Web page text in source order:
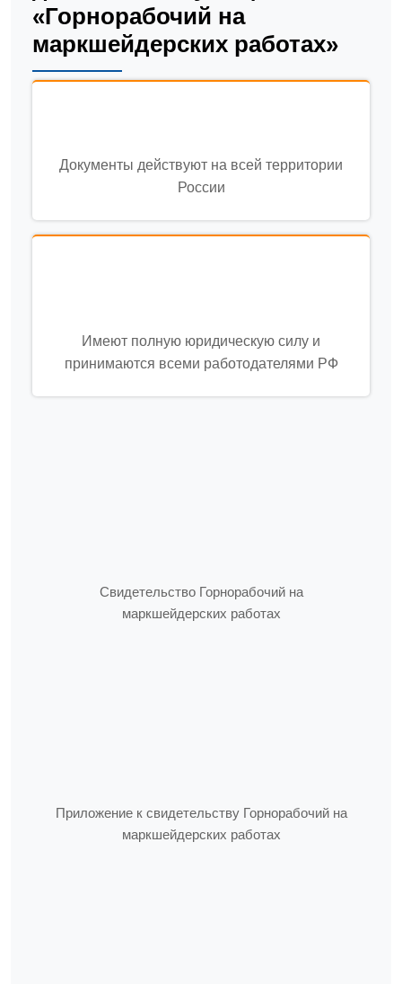
«Горнорабочий на
маркшейдерских работах»
Документы действуют на всей территории
России
Имеют полную юридическую силу и
принимаются всеми работодателями РФ
Свидетельство Горнорабочий на
маркшейдерских работах
Приложение к свидетельству Горнорабочий на
маркшейдерских работах